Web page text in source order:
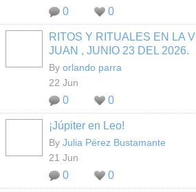
0 0
RITOS Y RITUALES EN LA
JUAN , JUNIO 23 DEL 2026.
By orlando parra
22 Jun
0 0
¡Júpiter en Leo!
By Julia Pérez Bustamante
21 Jun
0 0